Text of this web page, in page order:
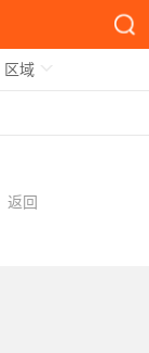
区域
返回